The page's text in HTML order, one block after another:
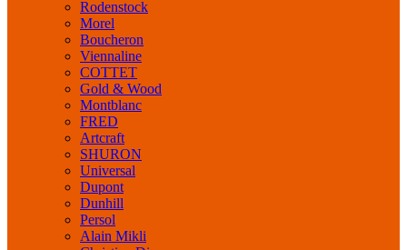
Rodenstock
Morel
Boucheron
Viennaline
COTTET
Gold & Wood
Montblanc
FRED
Artcraft
SHURON
Universal
Dupont
Dunhill
Persol
Alain Mikli